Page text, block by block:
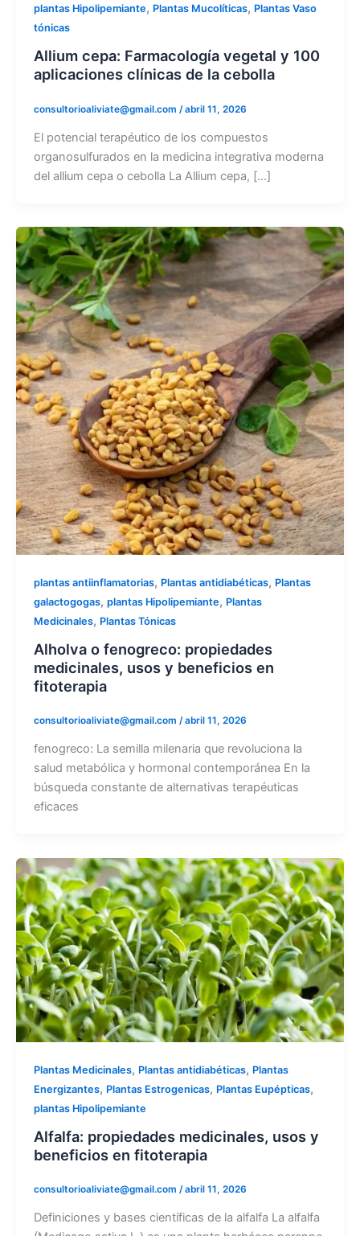
plantas Hipolipemiante, Plantas Mucolíticas, Plantas Vaso
tónicas
Allium cepa: Farmacología vegetal y 100
aplicaciones clínicas de la cebolla
consultorioaliviate@gmail.com /abril 11, 2026
El potencial terapéutico de los compuestos
organosulfurados en la medicina integrativa moderna
del allium cepa o cebolla La Allium cepa, […]
plantas antiinflamatorias, Plantas antidiabéticas, Plantas
galactogogas, plantas Hipolipemiante, Plantas
Medicinales, Plantas Tónicas
Alholva o fenogreco: propiedades
medicinales, usos y beneficios en
fitoterapia
consultorioaliviate@gmail.com /abril 11, 2026
fenogreco: La semilla milenaria que revoluciona la
salud metabólica y hormonal contemporánea En la
búsqueda constante de alternativas terapéuticas
eficaces
Plantas Medicinales, Plantas antidiabéticas, Plantas
Energizantes, Plantas Estrogenicas, Plantas Eupépticas,
plantas Hipolipemiante
Alfalfa: propiedades medicinales, usos y
beneficios en fitoterapia
consultorioaliviate@gmail.com /abril 11, 2026
Definiciones y bases científicas de la alfalfa La alfalfa